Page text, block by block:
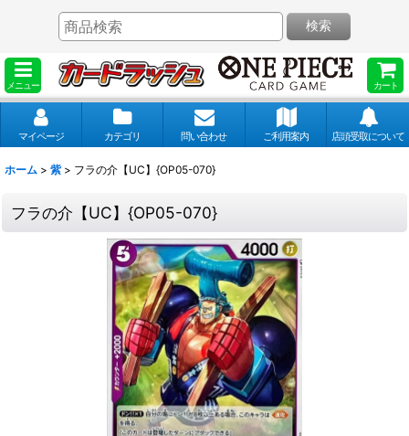
メニュー カート
検索
マイページ カテゴリ 問い合わせ ご利用案内 店頭受取について
ホーム > 紫 > フラの介【UC】{OP05-070}
フラの介【UC】{OP05-070}